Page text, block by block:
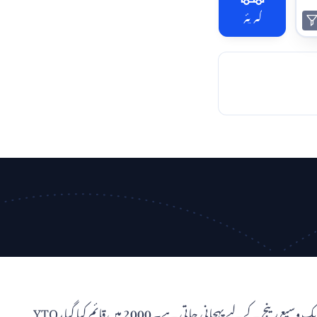
کیریئر
YTO ایکسپریس (圆通速递) چین میں مقیم ایک مشہور کورئیر سروس ہے، جو اپنے وسیع نیٹ ورک اور لاجسٹک خدمات کی ایک وسیع رینج کے لیے پہچانی جاتی ہے۔ 2000 میں قائم کیا گیا، YTO